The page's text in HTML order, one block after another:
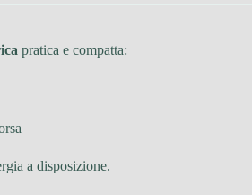
pratica e compatta:
a disposizione.